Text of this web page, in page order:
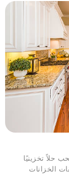
حلاً تخزينيًا
الخزانات